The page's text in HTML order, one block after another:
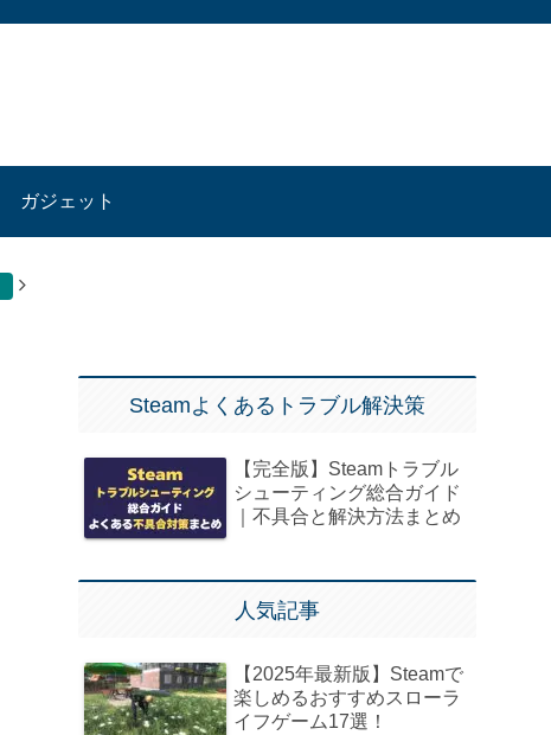
ガジェット
Steamよくあるトラブル解決策
【完全版】Steamトラブル
シューティング総合ガイド
｜不具合と解決方法まとめ
人気記事
【2025年最新版】Steamで
楽しめるおすすめスローラ
イフゲーム17選！